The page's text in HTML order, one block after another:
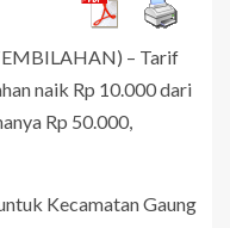
– Tarif
naik Rp 10.000 dari
Rp 50.000,
Kecamatan Gaung